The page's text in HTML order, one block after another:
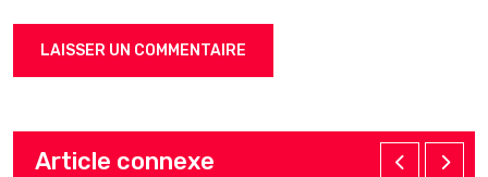
Article connexe